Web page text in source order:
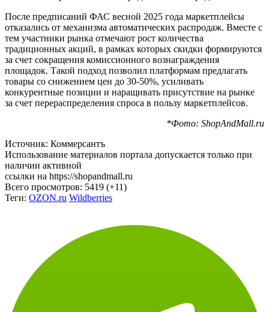
отказались от механизма автоматических распродаж. Вместе с
тем участники рынка отмечают рост количества
традиционных акций, в рамках которых скидки формируются
за счет сокращения комиссионного вознаграждения
площадок. Такой подход позволил платформам предлагать
товары со снижением цен до 30-50%, усиливать
конкурентные позиции и наращивать присутствие на рынке
за счет перераспределения спроса в пользу маркетплейсов.
Использование материалов портала допускается только при
наличии активной
ссылки на https://shopandmall.ru
Всего просмотров:5419 (+11)
Теги: OZON.ru Wildberries